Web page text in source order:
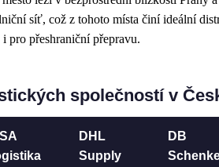
síť, což z tohoto místa činí ideální
pro přeshraniční přepravu.
společností v
DHL
Supply
DB